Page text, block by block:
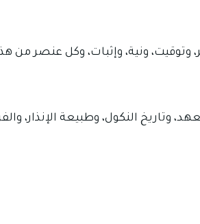
ونية، وإثبات، وكل عنصر من
وتاريخ النكول، وطبيعة الإنذار،